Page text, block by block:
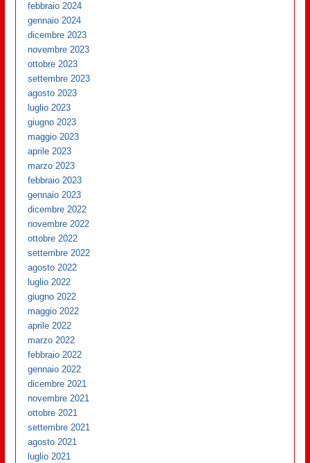
febbraio 2024
gennaio 2024
dicembre 2023
novembre 2023
ottobre 2023
settembre 2023
agosto 2023
luglio 2023
giugno 2023
maggio 2023
aprile 2023
marzo 2023
febbraio 2023
gennaio 2023
dicembre 2022
novembre 2022
ottobre 2022
settembre 2022
agosto 2022
luglio 2022
giugno 2022
maggio 2022
aprile 2022
marzo 2022
febbraio 2022
gennaio 2022
dicembre 2021
novembre 2021
ottobre 2021
settembre 2021
agosto 2021
luglio 2021